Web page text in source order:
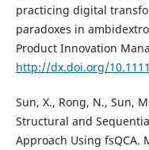
practicing digital
paradoxes in
Product Innovation
http://dx.doi.org/
Sun, X., Rong, N., Sun,
Structural and
Approach Using fsQCA.